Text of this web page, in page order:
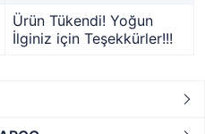
Ürün Tükendi! Yoğun
İlginiz için Teşekkürler!!!